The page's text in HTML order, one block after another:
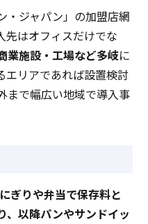
・ジャパン」の加盟店網
先はオフィスだけでな
業施設・工場など多岐に
エリアであれば設置検討
まで幅広い地域で導入事
ぎりや弁当で保存料と
、以降パンやサンドイッ